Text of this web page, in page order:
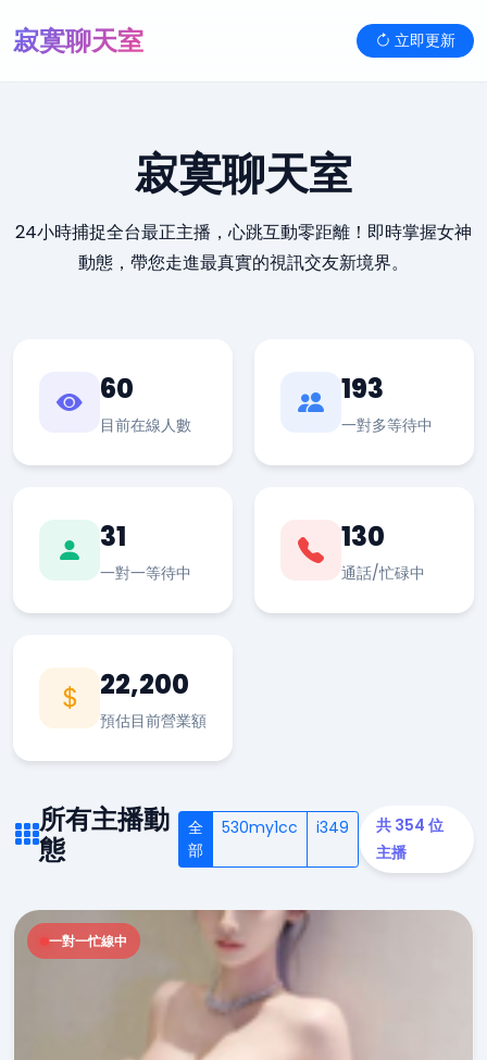
寂寞聊天室 立即更新
寂寞聊天室
24小時捕捉全台最正主播，心跳互動零距離！即時掌握女神
動態，帶您走進最真實的視訊交友新境界。
60
目前在線人數
193
一對多等待中
31
一對一等待中
130
通話/忙碌中
22,200
預估目前營業額
所有主播動
態
全
部
530my1cc i349
共 354 位
主播
一對一忙線中